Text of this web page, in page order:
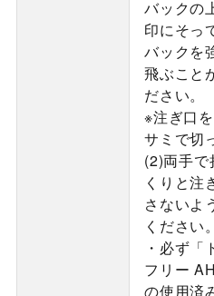
バックの
印にそっ
バックを
飛ぶこと
ださい。
※注ぎ口
サミで切
(2)両手で
くりと注
さないよ
ください。
・必ず「
フリー
の使用済